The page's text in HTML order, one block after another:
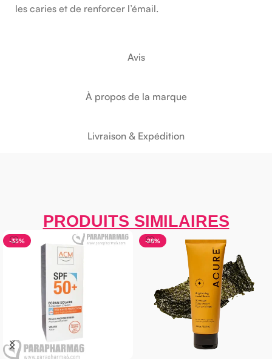
Avis
À propos de la marque
Livraison & Expédition
les caries et de renforcer l’émail.
PRODUITS SIMILAIRES
-33% -28%